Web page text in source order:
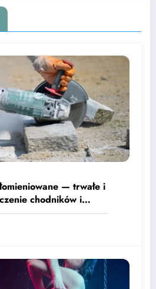
— trwałe i
chodników i